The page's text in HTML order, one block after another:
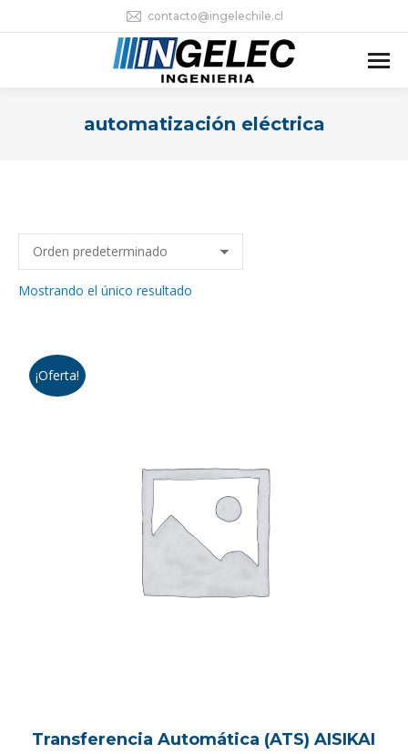
contacto@ingelechile.cl
automatización eléctrica
Mostrando el único resultado
¡Oferta!
Transferencia Automática (ATS) AISIKAI